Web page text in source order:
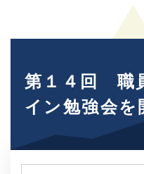
第１４回 職
イン勉強会を